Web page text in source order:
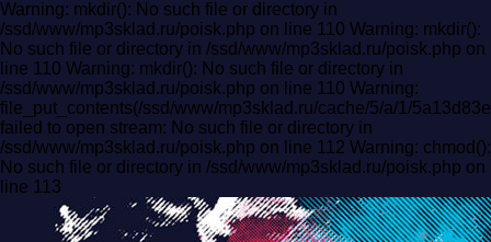
Warning: mkdir(): No such file or directory in
/ssd/www/mp3sklad.ru/poisk.php on line 110 Warning: mkdir():
No such file or directory in /ssd/www/mp3sklad.ru/poisk.php on
line 110 Warning: mkdir(): No such file or directory in
/ssd/www/mp3sklad.ru/poisk.php on line 110 Warning:
file_put_contents(/ssd/www/mp3sklad.ru/cache/5/a/1/
failed to open stream: No such file or directory in
/ssd/www/mp3sklad.ru/poisk.php on line 112 Warning: chmod():
No such file or directory in /ssd/www/mp3sklad.ru/poisk.php on
line 113